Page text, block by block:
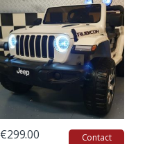
€299.00 Contact